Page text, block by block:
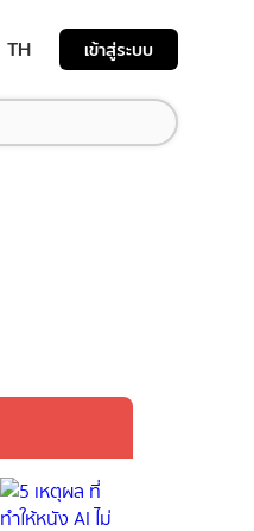
TH เข้าสู่ระบบ